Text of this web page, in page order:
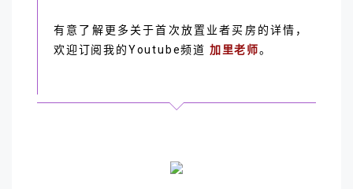
有意了解更多关于首次放置业者买房的详情，
欢迎订阅我的Youtube频道 加里老师。